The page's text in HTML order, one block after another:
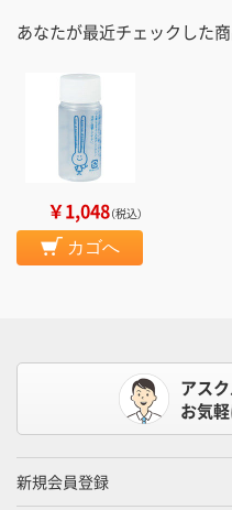
あなたが最近チェックした
￥1,048（税込）
カゴへ
アス
お気
新規会員登録